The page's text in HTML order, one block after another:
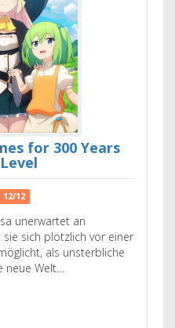
for 300 Years
12/12
unerwartet an
sich plötzlich vor einer
als unsterbliche
neue Welt…